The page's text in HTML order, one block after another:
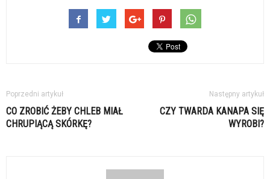
Poprzedni artykuł
CO ZROBIĆ ŻEBY CHLEB MIAŁ
CHRUPIĄCĄ SKÓRKĘ?
Następny artykuł
CZY TWARDA KANAPA SIĘ
WYROBI?